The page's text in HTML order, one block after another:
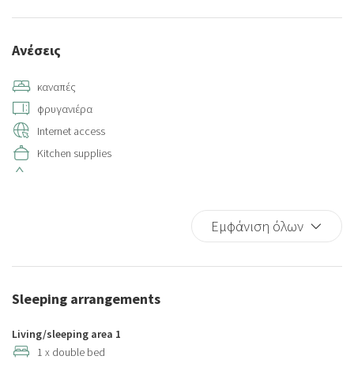
Ανέσεις
καναπές
φρυγανιέρα
Internet access
Kitchen supplies
Elevator
Ironing board
Private bathroom
Bed Linen
Εμφάνιση όλων
Sleeping arrangements
Living/sleeping area 1
1 x double bed